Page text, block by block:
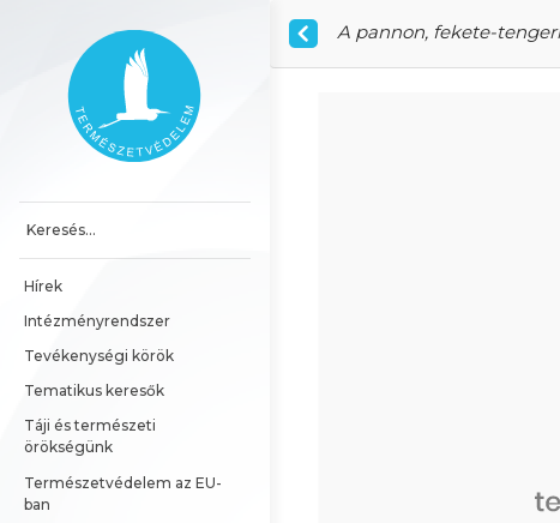
Főoldal
Hírek
Intézményrendszer
Tevékenységi körök
Tematikus keresők
Táji és természeti
örökségünk
Természetvédelem az EU-
ban
A pannon, fekete-